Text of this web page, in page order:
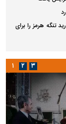
تنگه هرمز را برای
۱ ۲ ۳